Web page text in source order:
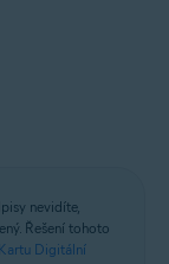
nevidíte,
Řešení tohoto
Kartu Digitální